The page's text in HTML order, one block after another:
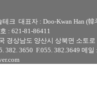
테크 대표자 : Doo-Kwan Han (韓
: 621-81-86411
경상남도 양산시 상북면 소토로
382. 3650 F.055. 382.3649 메일 :